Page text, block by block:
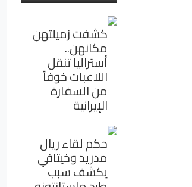
كشفت زميلتهن
مكانهن..
أستراليا تنقل
اللاعبات خوفاً
من السفارة
الإيرانية
حكم لقاء ريال
مدريد وخيتافي
يكشف سبب